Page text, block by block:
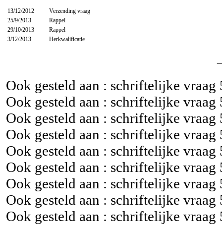
13/12/2012
Verzending vraag
25/9/2013
Rappel
29/10/2013
Rappel
3/12/2013
Herkwalificatie
Ook gesteld aan : schriftelijke vraag
Ook gesteld aan : schriftelijke vraag
Ook gesteld aan : schriftelijke vraag
Ook gesteld aan : schriftelijke vraag
Ook gesteld aan : schriftelijke vraag
Ook gesteld aan : schriftelijke vraag
Ook gesteld aan : schriftelijke vraag
Ook gesteld aan : schriftelijke vraag
Ook gesteld aan : schriftelijke vraag